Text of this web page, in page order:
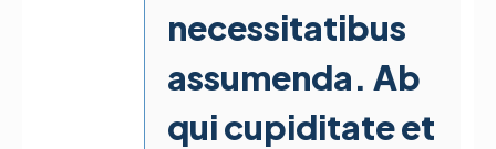
necessitatibus
assumenda. Ab
qui cupiditate et